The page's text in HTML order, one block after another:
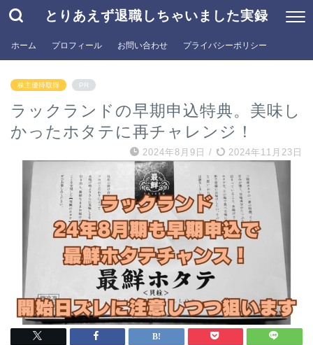
とりあえず退職しちゃいました実録
ホーム プロフィール お問い合わせ プライバシーポリシー
株主優待取得 PR
ラックランドの早期申込特典。美味し
かったホタテに再チャレンジ！
2024年8月9日 / 2024年11月23日